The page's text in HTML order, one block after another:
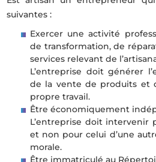
suivantes :
Exercer une activité
de transformation, de
services relevant de
L’entreprise doit générer
de la vente de produits et
propre travail.
Être économiquement
L’entreprise doit intervenir
et non pour celui d’une
morale.
Être immatriculé au